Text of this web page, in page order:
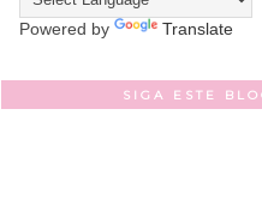
Powered by Translate
SIGA ESTE